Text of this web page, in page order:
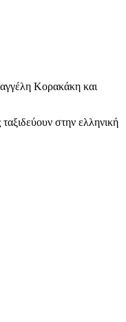
Κορακάκη και
στην ελληνική